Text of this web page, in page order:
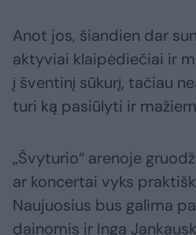
Anot jos, šiandien dar
aktyviai klaipėdiečiai ir
į šventinį sūkurį, tačiau
turi ką pasiūlyti ir
„Švyturio“ arenoje
ar koncertai vyks
Naujuosius bus galima
dainomis ir Inga